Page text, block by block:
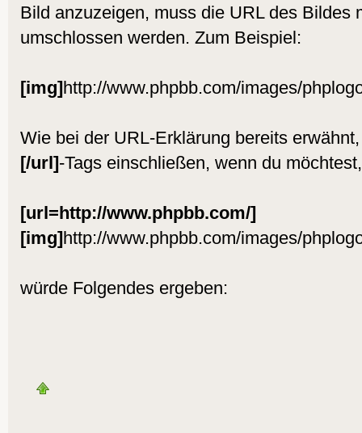
Bild anzuzeigen, muss die URL des Bildes
umschlossen werden. Zum Beispiel:
[img] http://www.phpbb.com/images/
Wie bei der URL-Erklärung bereits
[/url]-Tags einschließen, wenn du
[url=http://www.phpbb.com/]
[img] http://www.phpbb.com/images/
würde Folgendes ergeben: